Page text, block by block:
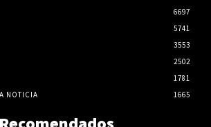
6697
5741
3553
2502
1781
NOTICIA
1665